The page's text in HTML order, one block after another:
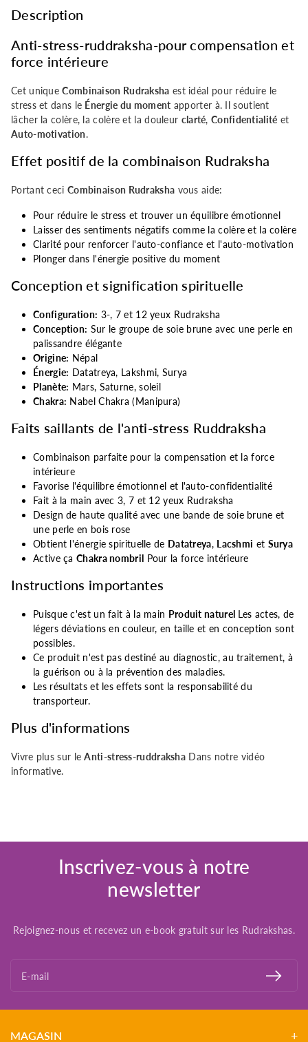
anti-
stress
et
clarté
(Népal)
stress
et
clarté
(Népal)
Description
Anti-stress-ruddraksha-pour compensation et
force intérieure
Cet uniqueCombinaison Rudraksha est idéal pour réduire le
stress et dans le Énergie du moment apporter à. Il soutient
lâcher la colère, la colère et la douleur clarté,Confidentialité et
Auto-motivation.
Effet positif de la combinaison Rudraksha
Portant ceci Combinaison Rudraksha vous aide:
Pour réduire le stress et trouver un équilibre émotionnel
Laisser des sentiments négatifs comme la colère et la colère
Clarité pour renforcer l'auto-confiance et l'auto-motivation
Plonger dans l'énergie positive du moment
Conception et signification spirituelle
Configuration: 3-, 7 et 12 yeux Rudraksha
Conception: Sur le groupe de soie brune avec une perle en
palissandre élégante
Origine: Népal
Énergie: Datatreya, Lakshmi, Surya
Planète: Mars, Saturne, soleil
Chakra: Nabel Chakra (Manipura)
Faits saillants de l'anti-stress Ruddraksha
Combinaison parfaite pour la compensation et la force
intérieure
Favorise l'équilibre émotionnel et l'auto-confidentialité
Fait à la main avec 3, 7 et 12 yeux Rudraksha
Design de haute qualité avec une bande de soie brune et
une perle en bois rose
Obtient l'énergie spirituelle de Datatreya, Lacshmi et Surya
Active ça Chakra nombril Pour la force intérieure
Instructions importantes
Puisque c'est un fait à la main Produit naturel Les actes, de
légers déviations en couleur, en taille et en conception sont
possibles.
Ce produit n'est pas destiné au diagnostic, au traitement, à
la guérison ou à la prévention des maladies.
Les résultats et les effets sont la responsabilité du
transporteur.
Plus d'informations
Vivre plus sur leAnti-stress-ruddraksha Dans notre vidéo
informative.
Inscrivez-vous à notre
newsletter
Rejoignez-nous et recevez un e-book gratuit sur les Rudrakshas.
E-mail
MAGASIN